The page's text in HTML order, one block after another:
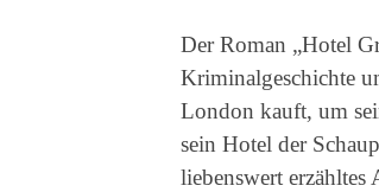
Der Roman „Hotel
Kriminalgeschichte
London kauft, um
sein Hotel der
liebenswert erzähltes